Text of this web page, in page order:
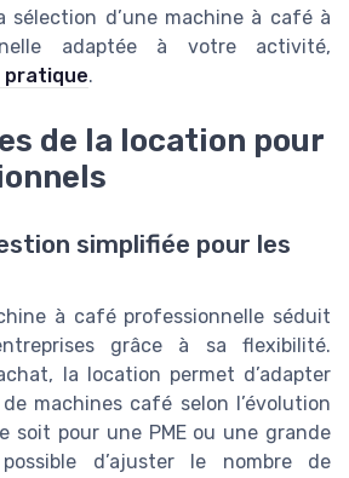
sélection d’une machine à café à
adaptée à votre activité,
pratique.
de la location pour
simplifiée pour les
à café professionnelle séduit
grâce à sa flexibilité.
la location permet d’adapter
machines café selon l’évolution
soit pour une PME ou une grande
d’ajuster le nombre de